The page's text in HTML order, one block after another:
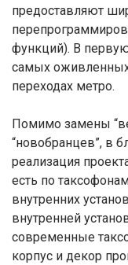
предоставляют
функций). В
самых оживленных
переходах метро.
Помимо замены
“новобранцев”, в
реализация
есть по
внутренних
внутренней
современные
корпус и декор